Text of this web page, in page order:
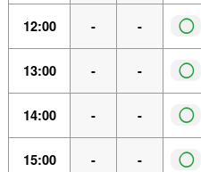
12:00 - - ◯
13:00 - - ◯
14:00 - - ◯
15:00 - - ◯